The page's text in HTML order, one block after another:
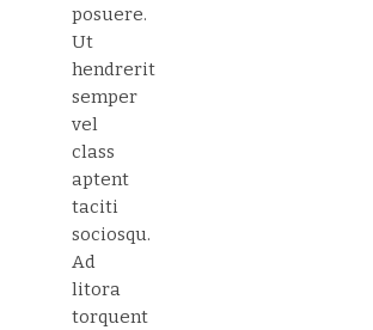
posuere.
Ut
hendrerit
semper
vel
class
aptent
taciti
sociosqu.
Ad
litora
torquent